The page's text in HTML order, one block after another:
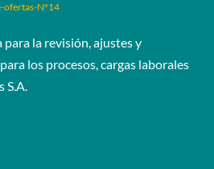
ofertas-Nº14
la revisión, ajustes y
los procesos, cargas laborales
S.A.